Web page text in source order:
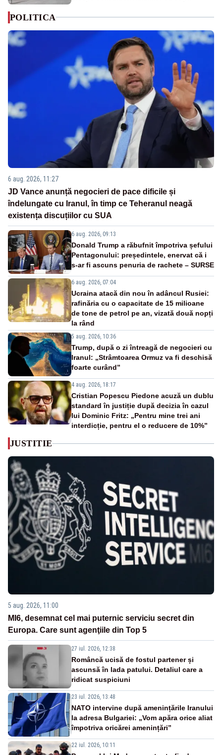
POLITICA
6 aug. 2026, 11:27
JD Vance anunță negocieri de pace dificile și
îndelungate cu Iranul, în timp ce Teheranul neagă
existența discuțiilor cu SUA
6 aug. 2026, 09:13
Donald Trump a răbufnit împotriva șefului
Pentagonului: președintele, enervat că i
s-ar fi ascuns penuria de rachete – SURSE
6 aug. 2026, 07:04
Ucraina atacă din nou în adâncul Rusiei:
rafinăria cu o capacitate de 15 milioane
de tone de petrol pe an, vizată două nopți
la rând
5 aug. 2026, 10:36
Trump, după o zi întreagă de negocieri cu
Iranul: „Strâmtoarea Ormuz va fi deschisă
foarte curând”
4 aug. 2026, 18:17
Cristian Popescu Piedone acuză un dublu
standard în justiție după decizia în cazul
lui Dominic Fritz: „Pentru mine trei ani
interdicție, pentru el o reducere de 10%”
JUSTITIE
5 aug. 2026, 11:00
MI6, desemnat cel mai puternic serviciu secret din
Europa. Care sunt agenţiile din Top 5
27 iul. 2026, 12:38
Româncă ucisă de fostul partener și
ascunsă în lada patului. Detaliul care a
ridicat suspiciuni
23 iul. 2026, 13:48
NATO intervine după amenințările Iranului
la adresa Bulgariei: „Vom apăra orice aliat
împotriva oricărei amenințări”
22 iul. 2026, 10:11